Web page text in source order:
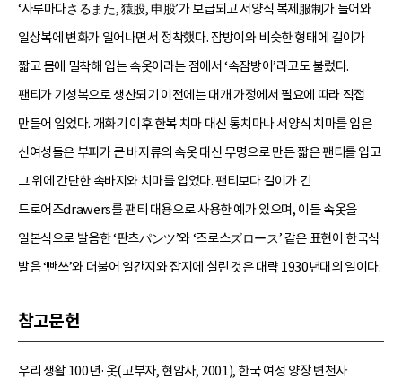
‘사루마다さるまた, 猿股, 申股’가 보급되고 서양식 복제服制가 들어와
일상복에 변화가 일어나면서 정착했다. 잠방이와 비슷한 형태에 길이가
짧고 몸에 밀착해 입는 속옷이라는 점에서 ‘속잠방이’라고도 불렀다.
팬티가 기성복으로 생산되기 이전에는 대개 가정에서 필요에 따라 직접
만들어 입었다. 개화기 이후 한복 치마 대신 통치마나 서양식 치마를 입은
신여성들은 부피가 큰 바지류의 속옷 대신 무명으로 만든 짧은 팬티를 입고
그 위에 간단한 속바지와 치마를 입었다. 팬티보다 길이가 긴
드로어즈drawers를 팬티 대용으로 사용한 예가 있으며, 이들 속옷을
일본식으로 발음한 ‘판츠パンツ’와 ‘즈로스ズロース’ 같은 표현이 한국식
발음 ‘빤쓰’와 더불어 일간지와 잡지에 실린 것은 대략 1930년대의 일이다.
참고문헌
우리 생활 100년·옷(고부자, 현암사, 2001), 한국 여성 양장 변천사